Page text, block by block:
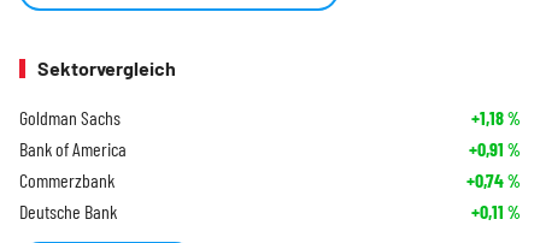
Sektorvergleich
Goldman Sachs +1,18%
Bank of America +0,91 %
Commerzbank +0,74%
Deutsche Bank +0,11 %